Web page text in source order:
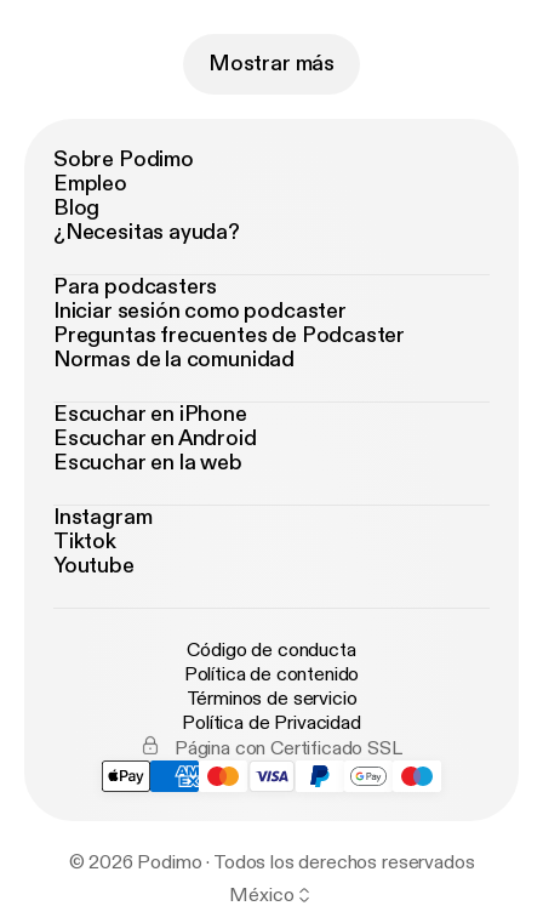
Mostrar más
Sobre Podimo
Empleo
Blog
¿Necesitas ayuda?
Para podcasters
Iniciar sesión como podcaster
Preguntas frecuentes de Podcaster
Normas de la comunidad
Escuchar en iPhone
Escuchar en Android
Escuchar en la web
Instagram
Tiktok
Youtube
Código de conducta
Política de contenido
Términos de servicio
Política de Privacidad
Página con Certificado SSL
© 2026 Podimo · Todos los derechos reservados
México